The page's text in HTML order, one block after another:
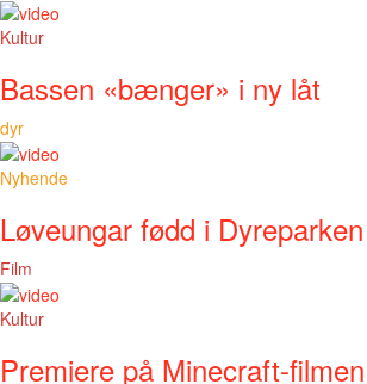
Kultur
Bassen «bænger» i ny låt
dyr
Nyhende
Løveungar fødd i Dyreparken
Film
Kultur
Premiere på Minecraft-